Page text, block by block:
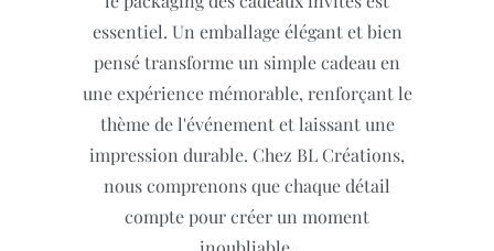
essentiel. Un emballage élégant et bien
pensé transforme un simple cadeau en
une expérience mémorable, renforçant le
thème de l'événement et laissant une
impression durable. Chez BL Créations,
nous comprenons que chaque détail
compte pour créer un moment